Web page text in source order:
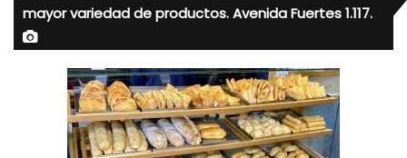
mayor variedad de productos. Avenida Fuertes 1.117.